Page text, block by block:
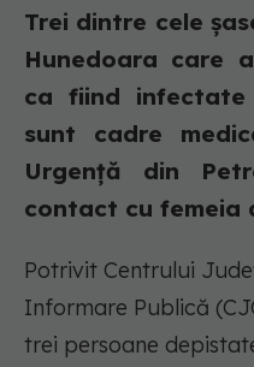
Trei dintre cele
Hunedoara care
ca fiind infectate
sunt cadre
Urgenţă din
contact cu femeia
Potrivit Centrului
Informare Publică
trei persoane